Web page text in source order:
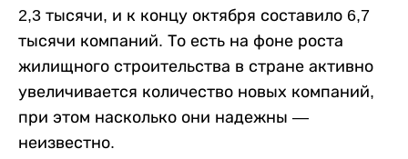
2,3 тысячи, и к концу октября составило 6,7
тысячи компаний. То есть на фоне роста
жилищного строительства в стране активно
увеличивается количество новых компаний,
при этом насколько они надежны —
неизвестно.